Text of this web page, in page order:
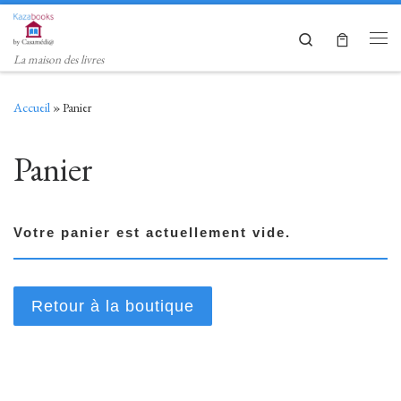
Skip to content
La maison des livres
Search
Accueil »Panier
Panier
Votre panier est actuellement vide.
Retour à la boutique